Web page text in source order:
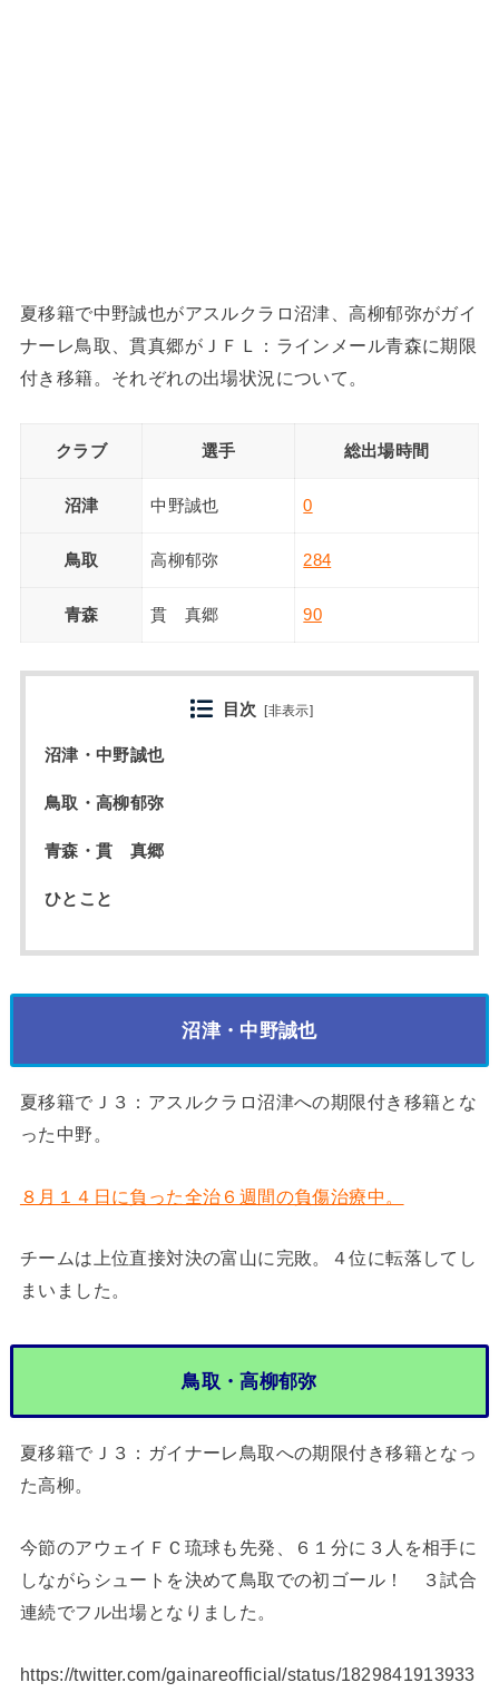
夏移籍で中野誠也がアスルクラロ沼津、高柳郁弥がガイ
ナーレ鳥取、貫真郷がＪＦＬ：ラインメール青森に期限
付き移籍。それぞれの出場状況について。
クラブ 選手 総出場時間
沼津 中野誠也 0
鳥取 高柳郁弥 284
青森 貫 真郷 90
目次 [非表示]
沼津・中野誠也
鳥取・高柳郁弥
青森・貫 真郷
ひとこと
沼津・中野誠也
夏移籍でＪ３：アスルクラロ沼津への期限付き移籍とな
った中野。
８月１４日に負った全治６週間の負傷治療中。
チームは上位直接対決の富山に完敗。４位に転落してし
まいました。
鳥取・高柳郁弥
夏移籍でＪ３：ガイナーレ鳥取への期限付き移籍となっ
た高柳。
今節のアウェイＦＣ琉球も先発、６１分に３人を相手に
しながらシュートを決めて鳥取での初ゴール！ ３試合
連続でフル出場となりました。
https://twitter.com/gainareofficial/status/1829841913933